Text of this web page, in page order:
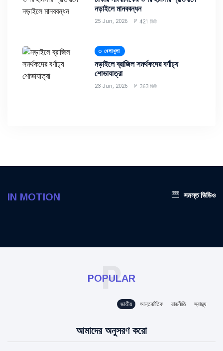
নড়াইলে মানববন্ধন
25 Jun, 2026 421 ভিউ
খেলাধুলা
নড়াইলে ব্রাজিল সমর্থকদের বর্ণাঢ্য
শোভাযাত্রা
23 Jun, 2026 363 ভিউ
IN MOTION সমস্ত ভিডিও
POPULAR
P
জাতীয় আন্তর্জাতিক রাজনীতি স্বাস্থ্য
আমাদের অনুসরণ করো